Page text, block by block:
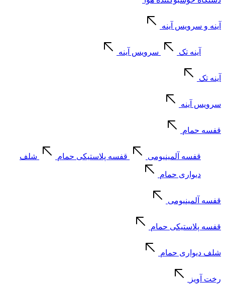
آینه و سرویس آینه
آینه تک سرویس آینه
آینه تک
سرویس آینه
قفسه حمام
قفسه آلمینیومی قفسه پلاستیکی حمام شلف
دیواری حمام
قفسه آلمینیومی
قفسه پلاستیکی حمام
شلف دیواری حمام
رخت آویز